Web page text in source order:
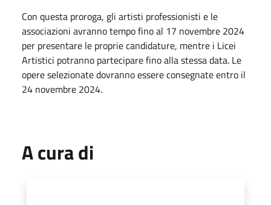
Con questa proroga, gli artisti professionisti e le
associazioni avranno tempo fino al 17 novembre 2024
per presentare le proprie candidature, mentre i Licei
Artistici potranno partecipare fino alla stessa data. Le
opere selezionate dovranno essere consegnate entro il
24 novembre 2024.
A cura di